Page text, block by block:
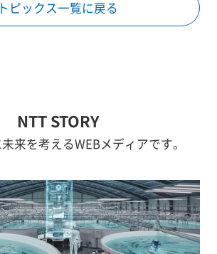
トピックス一覧に戻る
NTT STORY
来を考えるWEBメディアです。